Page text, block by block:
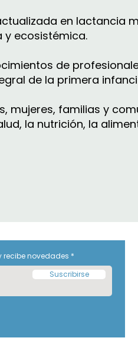
en lactancia
y ecosistémica.
de
de la primera
mujeres, familias y
la nutrición, la
recibe novedades
Suscribirse